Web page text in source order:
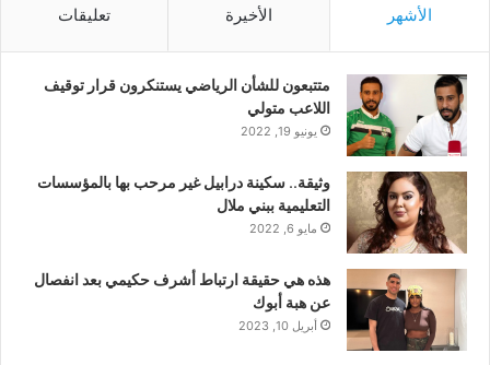
الأشهر الأخيرة تعليقات
متتبعون للشأن الرياضي يستنكرون قرار توقيف
اللاعب متولي
يونيو 19, 2022
وثيقة.. سكينة درابيل غير مرحب بها بالمؤسسات
التعليمية ببني ملال
مايو 6, 2022
هذه هي حقيقة ارتباط أشرف حكيمي بعد انفصال
عن هبة أبوك
أبريل 10, 2023